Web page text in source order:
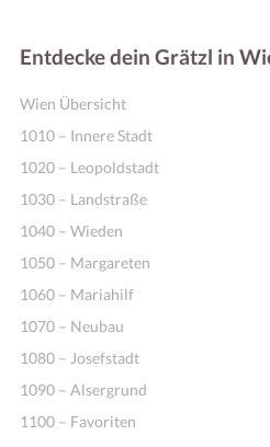
Entdecke dein Grätzl in
Wien Übersicht
1010 – Innere Stadt
1020 – Leopoldstadt
1030 – Landstraße
1040 – Wieden
1050 – Margareten
1060 – Mariahilf
1070 – Neubau
1080 – Josefstadt
1090 – Alsergrund
1100 – Favoriten